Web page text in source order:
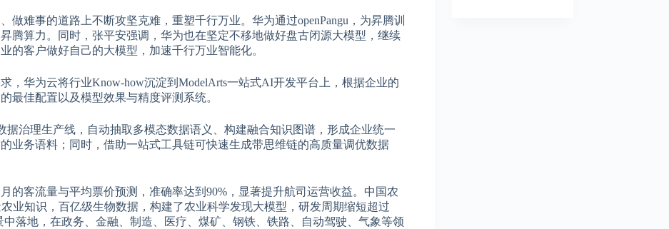
难事的道路上不断攻坚克难，重塑千行万业。华为通过openPangu，为昇腾训
腾算力。同时，张平安强调，华为也在坚定不移地做好盘古闭源大模型，继续
的客户做好自己的大模型，加速千行万业智能化。
，华为云将行业Know-how沉淀到ModelArts一站式AI开发平台上，根据企业的
最佳配置以及模型效果与精度评测系统。
据治理生产线，自动抽取多模态数据语义、构建融合知识图谱，形成企业统一
业务语料；同时，借助一站式工具链可快速生成带思维链的高质量调优数据
的客流量与平均票价预测，准确率达到90%，显著提升航司运营收益。中国农
业知识，百亿级生物数据，构建了农业科学发现大模型，研发周期缩短超过
落地，在政务、金融、制造、医疗、煤矿、钢铁、铁路、自动驾驶、气象等领